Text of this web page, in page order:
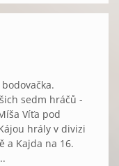
sedm hráčů -
Víťa pod
hrály v divizi
a Kajda na 16.